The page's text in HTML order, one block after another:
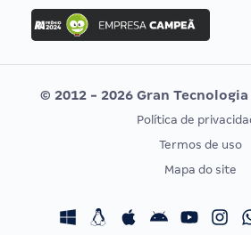
Concurso Ibama
Concurso MPU
Editais publicados
CONCURSOS POR PROFISSÃO
Concursos Fiscais
© 2012 - 2026 Gran Tecnologia
Política de
Termos de uso
Mapa do site